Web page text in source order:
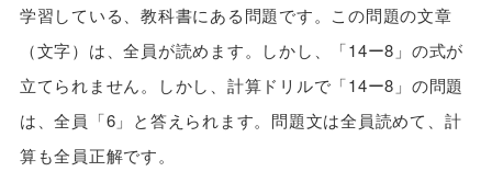
学習している、教科書にある問題です。この問題の文章
（文字）は、全員が読めます。しかし、「14ー8」の式が
立てられません。しかし、計算ドリルで「14ー8」の問題
は、全員「6」と答えられます。問題文は全員読めて、計
算も全員正解です。